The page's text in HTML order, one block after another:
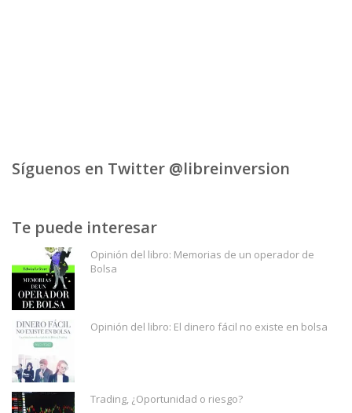
Síguenos en Twitter @libreinversion
Te puede interesar
Opinión del libro: Memorias de un operador de
Bolsa
Opinión del libro: El dinero fácil no existe en bolsa
Trading, ¿Oportunidad o riesgo?